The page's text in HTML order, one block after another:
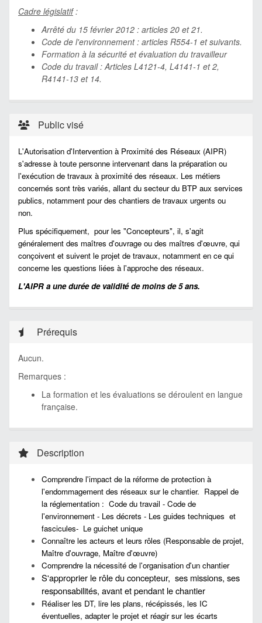
Cadre législatif:
Arrêté du 15 février 2012 : articles 20 et 21.
Code de l'environnement : articles R554-1 et suivants.
Formation à la sécurité et évaluation du travailleur
Code du travail : Articles L4121-4, L4141-1 et 2,
R4141-13 et 14.
Public visé
L'Autorisation d'Intervention à Proximité des Réseaux (AIPR)
s'adresse à toute personne intervenant dans la préparation ou
l'exécution de travaux à proximité des réseaux. Les métiers
concernés sont très variés, allant du secteur du BTP aux services
publics, notamment pour des chantiers de travaux urgents ou
non.
Plus spécifiquement, pour les "Concepteurs", il, s'agit
généralement des maîtres d'ouvrage ou des maîtres d'œuvre, qui
conçoivent et suivent le projet de travaux, notamment en ce qui
concerne les questions liées à l'approche des réseaux.
L'AIPR a une durée de validité de moins de 5 ans.
Prérequis
Aucun.
Remarques :
La formation et les évaluations se déroulent en langue
française.
Description
Comprendre l'impact de la réforme de protection à
l'endommagement des réseaux sur le chantier. Rappel de
la réglementation : Code du travail - Code de
l'environnement - Les décrets - Les guides techniques et
fascicules- Le guichet unique
Connaître les acteurs et leurs rôles (Responsable de projet,
Maître d'ouvrage, Maître d'œuvre)
Comprendre la nécessité de l'organisation d'un chantier
S'approprier le rôle du concepteur, ses missions, ses
responsabilités, avant et pendant le chantier
Réaliser les DT, lire les plans, récépissés, les IC
éventuelles, adapter le projet et réagir sur les écarts